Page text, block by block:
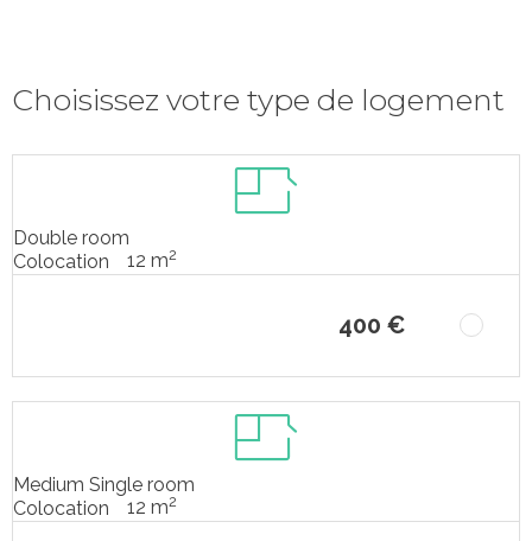
Choisissez votre type de logement
Double room
Colocation
12 m2
400 €
Medium Single room
Colocation
12 m2